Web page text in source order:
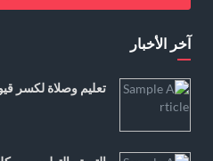
آخر الأخبار
تعليم وصلاة لكسر